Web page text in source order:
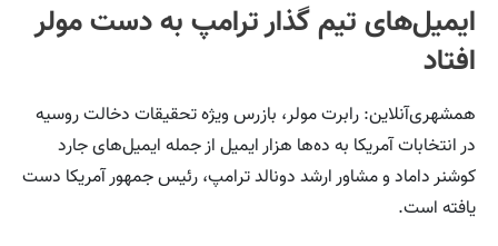
ایمیل‌های تیم گذار ترامپ به دست مولر
افتاد
همشهری‌آنلاین: رابرت مولر، بازرس ویژه تحقیقات دخالت روسیه
در انتخابات آمریکا به ده‌ها هزار ایمیل از جمله‌ ایمیل‌های جارد
کوشنر داماد و مشاور ارشد دونالد ترامپ، رئیس‌ جمهور آمریکا دست
یافته است.